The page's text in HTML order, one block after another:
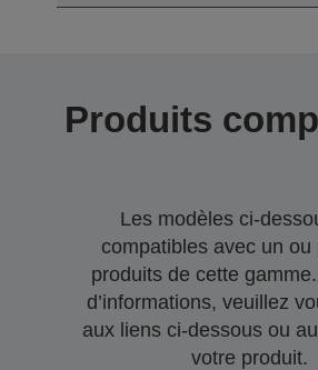
Produits
Les modèles ci-
compatibles avec un ou
produits de cette
d’informations, veuillez
aux liens ci-dessous ou
votre produit.